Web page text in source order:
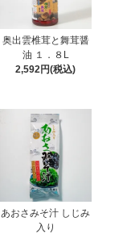
奥出雲椎茸と舞茸醤
油 １．８L
2,592円(税込)
あおさみそ汁 しじみ
入り